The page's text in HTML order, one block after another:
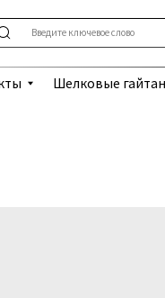
Шелковые гайтаны
Введите ключевое слово